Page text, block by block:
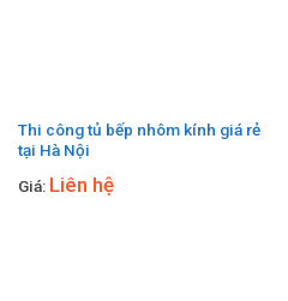
Thi công tủ bếp nhôm kính giá rẻ
tại Hà Nội
Giá: Liên hệ